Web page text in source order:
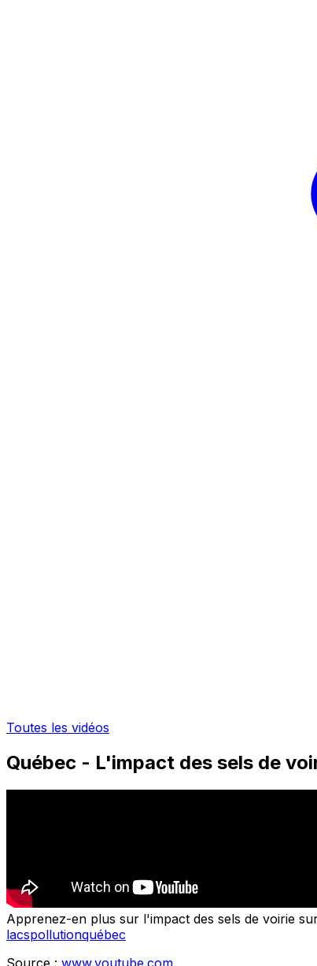
Toutes les vidéos
Québec - L'impact des sels de
Apprenez-en plus sur l'impact des sels de voirie
lacspollutionquébec
Source : www.youtube.com